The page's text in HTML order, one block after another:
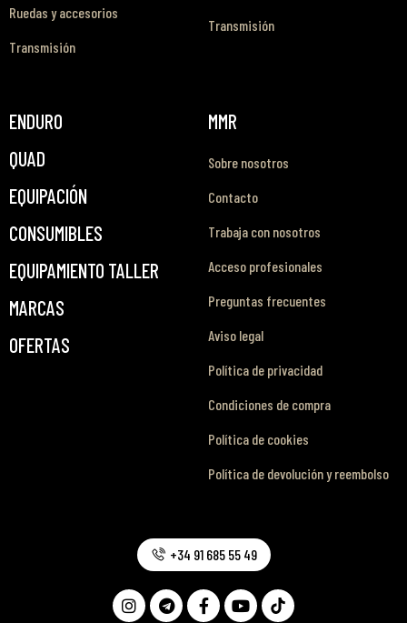
Ruedas y accesorios
Transmisión
Transmisión
ENDURO
QUAD
EQUIPACIÓN
CONSUMIBLES
EQUIPAMIENTO TALLER
MARCAS
OFERTAS
MMR
Sobre nosotros
Contacto
Trabaja con nosotros
Acceso profesionales
Preguntas frecuentes
Aviso legal
Política de privacidad
Condiciones de compra
Política de cookies
Política de devolución y reembolso
+34 91 685 55 49